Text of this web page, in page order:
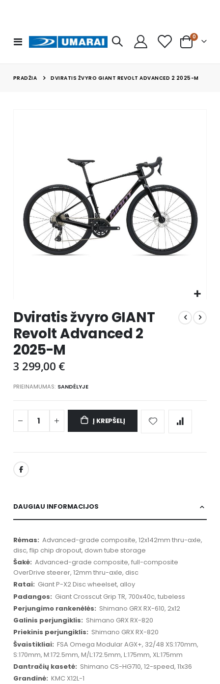
Toggle
Nav
Cart
0prekės
PRADŽIA DVIRATIS ŽVYRO GIANT REVOLT ADVANCED 2 2025-M
to
the
beginning
of
the
images
Dviratis žvyro GIANT
Revolt Advanced 2
2025-M
3 299,00 €
PRIEINAMUMAS: SANDĖLYJE
Į KREPŠELĮ
DAUGIAU INFORMACIJOS
Daugiau
informacijos
Advanced-grade composite, 12x142mm thru-axle,
disc, flip chip dropout, down tube storage
Advanced-grade composite, full-composite
OverDrive steerer, 12mm thru-axle, disc
Giant P-X2 Disc wheelset, alloy
Giant Crosscut Grip TR, 700x40c, tubeless
Shimano GRX RX-610, 2x12
Shimano GRX RX-820
Shimano GRX RX-820
FSA Omega Modular AGX+, 32/48 XS:170mm,
S:170mm, M:172.5mm, M/L:172.5mm, L:175mm, XL:175mm
Shimano CS-HG710, 12-speed, 11x36
KMC X12L-1